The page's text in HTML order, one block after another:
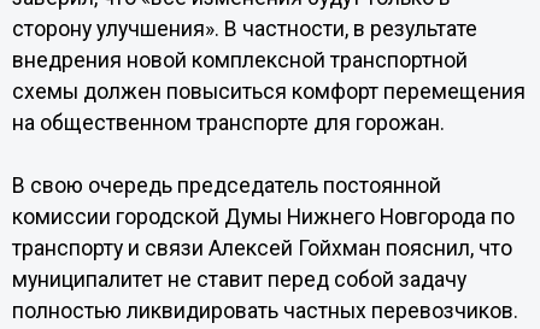
сторону улучшения». В частности, в результате
внедрения новой комплексной транспортной
схемы должен повыситься комфорт перемещения
на общественном транспорте для горожан.
В свою очередь председатель постоянной
комиссии городской Думы Нижнего Новгорода по
транспорту и связи Алексей Гойхман пояснил, что
муниципалитет не ставит перед собой задачу
полностью ликвидировать частных перевозчиков.